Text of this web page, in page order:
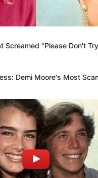
dos Deputados >
Screamed "Please Don't
Demi Moore's Most